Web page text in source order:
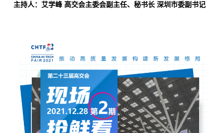
主持人：艾学峰 高交会主委会副主任、秘书长 深圳市委副书记